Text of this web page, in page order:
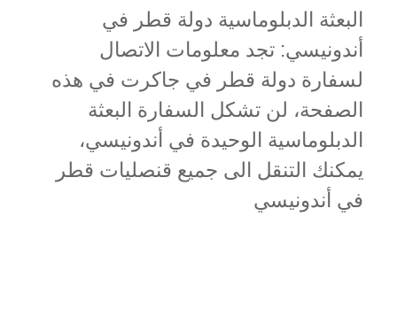
البعثة الدبلوماسية دولة قطر في
أندونيسي: تجد معلومات الاتصال
لسفارة دولة قطر في جاكرت في هذه
الصفحة، لن تشكل السفارة البعثة
الدبلوماسية الوحيدة في أندونيسي،
يمكنك التنقل الى جميع قنصليات قطر
في أندونيسي